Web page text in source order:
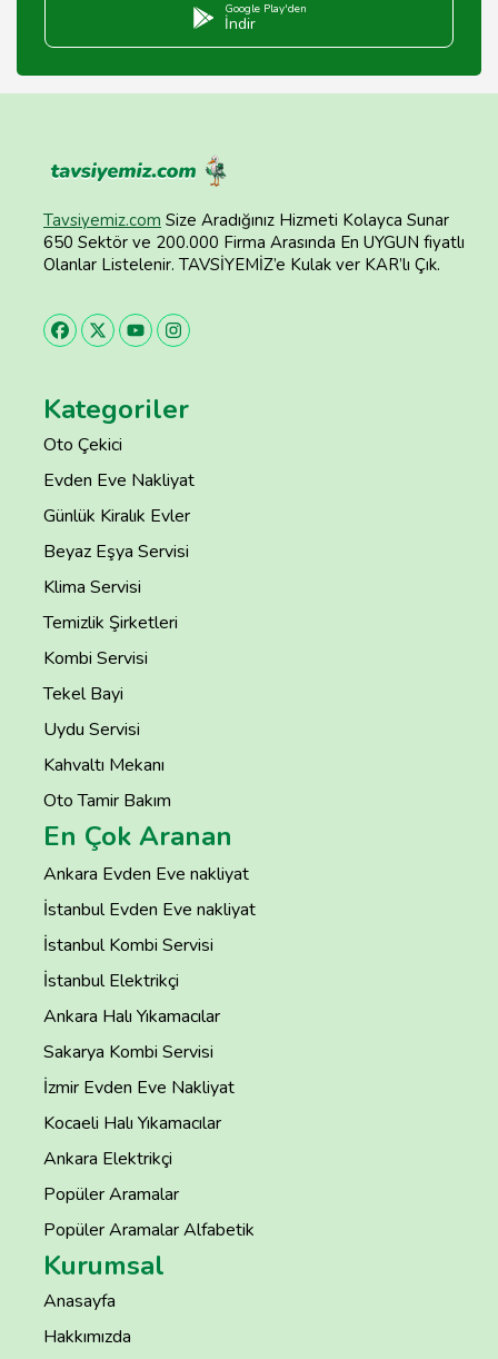
Google Play'den
İndir
Tavsiyemiz.com Size Aradığınız Hizmeti Kolayca Sunar
650 Sektör ve 200.000 Firma Arasında En UYGUN fiyatlı
Olanlar Listelenir. TAVSİYEMİZ’e Kulak ver KAR’lı Çık.
Kategoriler
Oto Çekici
Evden Eve Nakliyat
Günlük Kiralık Evler
Beyaz Eşya Servisi
Klima Servisi
Temizlik Şirketleri
Kombi Servisi
Tekel Bayi
Uydu Servisi
Kahvaltı Mekanı
Oto Tamir Bakım
En Çok Aranan
Ankara Evden Eve nakliyat
İstanbul Evden Eve nakliyat
İstanbul Kombi Servisi
İstanbul Elektrikçi
Ankara Halı Yıkamacılar
Sakarya Kombi Servisi
İzmir Evden Eve Nakliyat
Kocaeli Halı Yıkamacılar
Ankara Elektrikçi
Popüler Aramalar
Popüler Aramalar Alfabetik
Kurumsal
Anasayfa
Hakkımızda